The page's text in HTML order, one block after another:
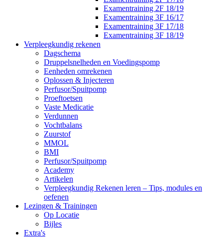
Examentraining 2F 18/19
Examentraining 3F 16/17
Examentraining 3F 17/18
Examentraining 3F 18/19
Verpleegkundig rekenen
Dagschema
Druppelsnelheden en Voedingspomp
Eenheden omrekenen
Oplossen & Injecteren
Perfusor/Spuitpomp
Proeftoetsen
Vaste Medicatie
Verdunnen
Vochtbalans
Zuurstof
MMOL
BMI
Perfusor/Spuitpomp
Academy
Artikelen
Verpleegkundig Rekenen leren – Tips, modules en
oefenen
Lezingen & Trainingen
Op Locatie
Bijles
Extra's